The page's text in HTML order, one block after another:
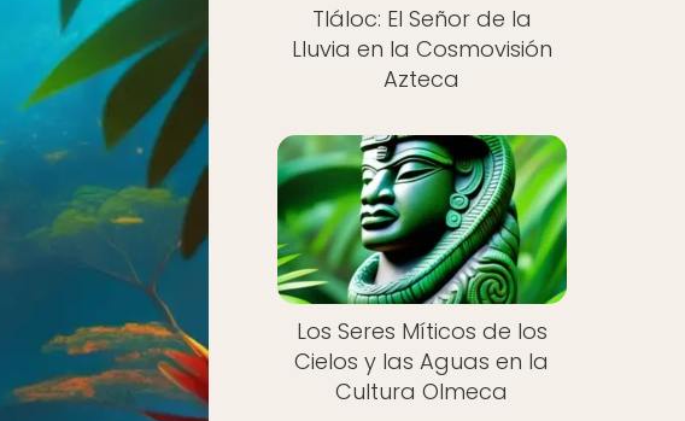
Tláloc: El Señor de la
Lluvia en la Cosmovisión
Azteca
Los Seres Míticos de los
Cielos y las Aguas en la
Cultura Olmeca